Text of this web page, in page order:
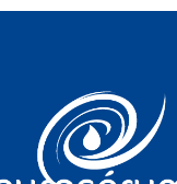
Vous êtes sur le site Euroserum